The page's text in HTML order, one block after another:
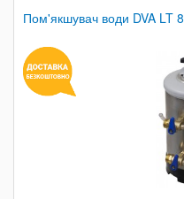
Пом'якшувач води DVA LT 8